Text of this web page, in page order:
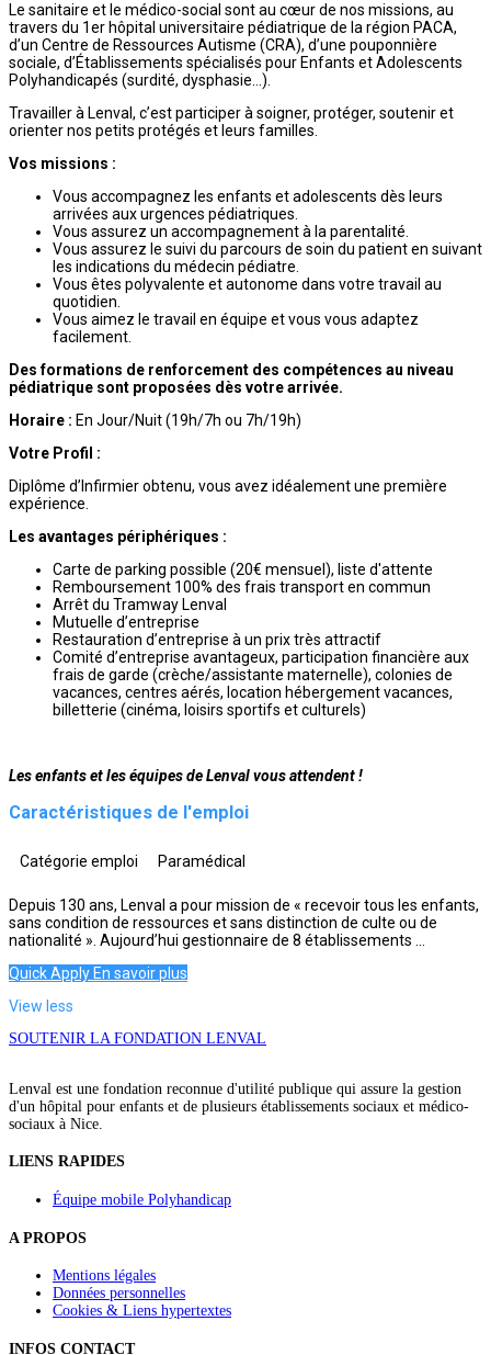
Le sanitaire et le médico-social sont au cœur de nos missions, au
travers du 1er hôpital universitaire pédiatrique de la région PACA,
d’un Centre de Ressources Autisme (CRA), d’une pouponnière
sociale, d’Établissements spécialisés pour Enfants et Adolescents
Polyhandicapés (surdité, dysphasie…).
Travailler à Lenval, c’est participer à soigner, protéger, soutenir et
orienter nos petits protégés et leurs familles.
Vos missions :
Vous accompagnez les enfants et adolescents dès leurs
arrivées aux urgences pédiatriques.
Vous assurez un accompagnement à la parentalité.
Vous assurez le suivi du parcours de soin du patient en suivant
les indications du médecin pédiatre.
Vous êtes polyvalente et autonome dans votre travail au
quotidien.
Vous aimez le travail en équipe et vous vous adaptez
facilement.
Des formations de renforcement des compétences au niveau
pédiatrique sont proposées dès votre arrivée.
Horaire : En Jour/Nuit (19h/7h ou 7h/19h)
Votre Profil :
Diplôme d’Infirmier obtenu, vous avez idéalement une première
expérience.
Les avantages périphériques :
Carte de parking possible (20€ mensuel), liste d'attente
Remboursement 100% des frais transport en commun
Arrêt du Tramway Lenval
Mutuelle d’entreprise
Restauration d’entreprise à un prix très attractif
Comité d’entreprise avantageux, participation financière aux
frais de garde (crèche/assistante maternelle), colonies de
vacances, centres aérés, location hébergement vacances,
billetterie (cinéma, loisirs sportifs et culturels)
Les enfants et les équipes de Lenval vous attendent !
Caractéristiques de l'emploi
Catégorie emploi Paramédical
Depuis 130 ans, Lenval a pour mission de « recevoir tous les enfants,
sans condition de ressources et sans distinction de culte ou de
nationalité ». Aujourd’hui gestionnaire de 8 établissements ...
Quick Apply En savoir plus
View less
SOUTENIR LA FONDATION LENVAL
Lenval est une fondation reconnue d'utilité publique qui assure la gestion
d'un hôpital pour enfants et de plusieurs établissements sociaux et médico-
sociaux à Nice.
LIENS RAPIDES
Équipe mobile Polyhandicap
A PROPOS
Mentions légales
Données personnelles
Cookies & Liens hypertextes
INFOS CONTACT